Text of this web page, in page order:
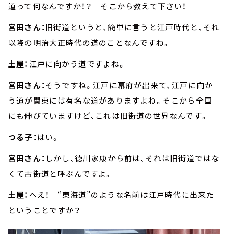
道って何なんですか！？ そこから教えて下さい！
宮田さん：旧街道というと、簡単に言うと江戸時代と、それ
以降の明治大正時代の道のことなんですね。
土屋：江戸に向かう道ですよね。
宮田さん：そうですね。江戸に幕府が出来て、江戸に向か
う道が関東には有名な道がありますよね。そこから全国
にも伸びていますけど、これは旧街道の世界なんです。
つる子： はい。
宮田さん： しかし、徳川家康から前は、それは旧街道ではな
くて古街道と呼ぶんですよ。
土屋： へえ！ “東海道”のような名前は江戸時代に出来た
ということですか？